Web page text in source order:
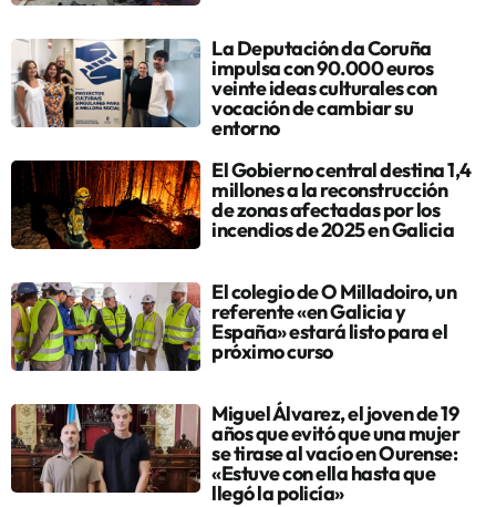
La Deputación da Coruña
impulsa con 90.000 euros
veinte ideas culturales con
vocación de cambiar su
entorno
El Gobierno central destina 1,4
millones a la reconstrucción
de zonas afectadas por los
incendios de 2025 en Galicia
El colegio de O Milladoiro, un
referente «en Galicia y
España» estará listo para el
próximo curso
Miguel Álvarez, el joven de 19
años que evitó que una mujer
se tirase al vacío en Ourense:
«Estuve con ella hasta que
llegó la policía»